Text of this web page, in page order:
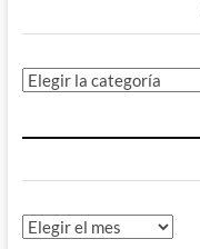
Categorías
Archivos